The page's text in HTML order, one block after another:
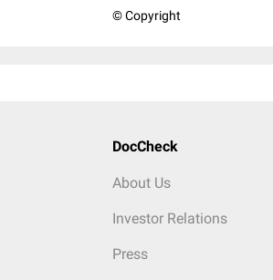
© Copyright
DocCheck
About Us
Investor Relations
Press